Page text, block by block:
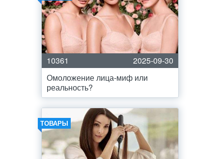
10361
2025-09-30
Омоложение лица-миф или
реальность?
ТОВАРЫ